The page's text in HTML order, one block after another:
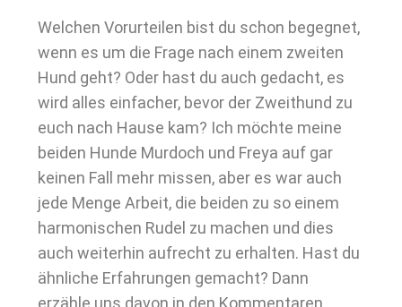
Welchen Vorurteilen bist du schon begegnet,
wenn es um die Frage nach einem zweiten
Hund geht? Oder hast du auch gedacht, es
wird alles einfacher, bevor der Zweithund zu
euch nach Hause kam? Ich möchte meine
beiden Hunde Murdoch und Freya auf gar
keinen Fall mehr missen, aber es war auch
jede Menge Arbeit, die beiden zu so einem
harmonischen Rudel zu machen und dies
auch weiterhin aufrecht zu erhalten. Hast du
ähnliche Erfahrungen gemacht? Dann
erzähle uns davon in den Kommentaren.